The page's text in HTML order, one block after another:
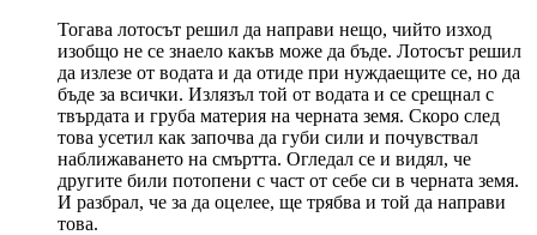
Тогава лотосът решил да направи нещо, чийто изход
изобщо не се знаело какъв може да бъде. Лотосът решил
да излезе от водата и да отиде при нуждаещите се, но да
бъде за всички. Излязъл той от водата и се срещнал с
твърдата и груба материя на черната земя. Скоро след
това усетил как започва да губи сили и почувствал
наближаването на смъртта. Огледал се и видял, че
другите били потопени с част от себе си в черната земя.
И разбрал, че за да оцелее, ще трябва и той да направи
това.